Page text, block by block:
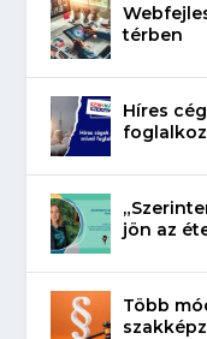
térben
Híres
jön az
Több